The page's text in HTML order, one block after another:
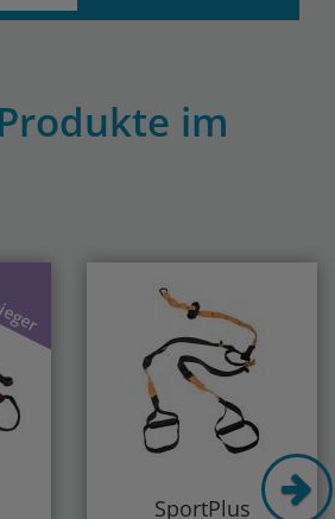
im
SportPlus